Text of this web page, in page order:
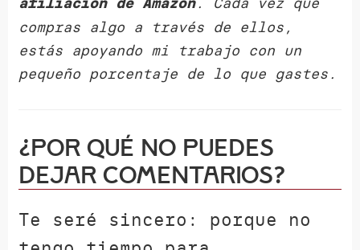
compras algo a través de ellos,
estás apoyando mi trabajo con un
pequeño porcentaje de lo que gastes.
¿Por qué NO puedes
dejar comentarios?
Te seré sincero: porque no